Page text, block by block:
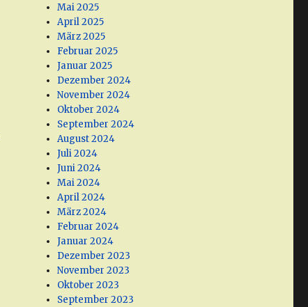
Mai 2025
April 2025
März 2025
Februar 2025
Januar 2025
Dezember 2024
November 2024
Oktober 2024
September 2024
August 2024
Juli 2024
Juni 2024
Mai 2024
April 2024
März 2024
Februar 2024
Januar 2024
Dezember 2023
November 2023
Oktober 2023
September 2023